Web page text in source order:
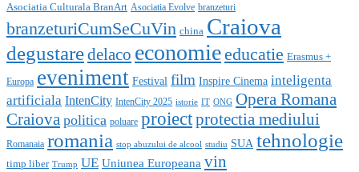
Asociatia Culturala BranArt Asociatia Evolve branzeturi
branzeturiCumSeCuVin china Craiova
degustaredelaco economieeducatie Erasmus +
Europa eveniment Festival film Inspire Cinema inteligenta
artificiala IntenCity IntenCity 2025 istorie IT ONG Opera Romana
Craiova politica poluare proiectprotectia mediului
Romanaia romania stop abuzului de alcool studiu SUA tehnologie
timp liber Trump UE Uniunea Europeana vin